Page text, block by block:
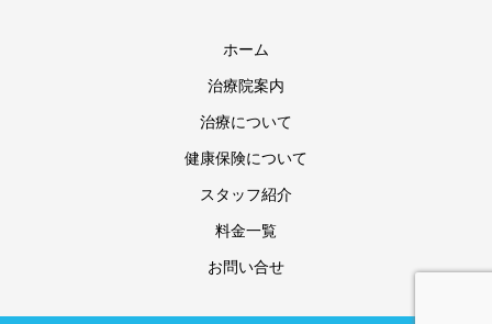
ホーム
治療院案内
治療について
健康保険について
スタッフ紹介
料金一覧
お問い合せ